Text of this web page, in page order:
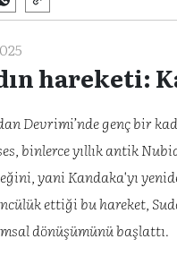
hareketi:
Devrimi’nde genç bir
binlerce yıllık antik
yani Kandaka'yı
ettiği bu hareket,
dönüşümünü başlattı.